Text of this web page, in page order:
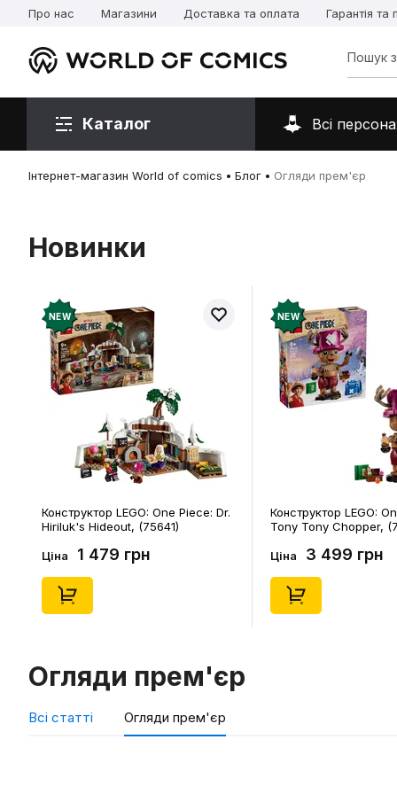
Про нас Магазини Доставка та оплата Гарантія та
Каталог Всі
Інтернет-магазин World of comics Блог Огляди прем'єр
Новинки
NEW
Конструктор LEGO: One Piece: Dr.
Hiriluk's Hideout, (75641)
Ціна 1 479 грн
NEW
Конструктор LEGO:
Tony Tony Chopper,
Ціна 3 499 грн
Огляди прем'єр
Всі статті Огляди прем'єр